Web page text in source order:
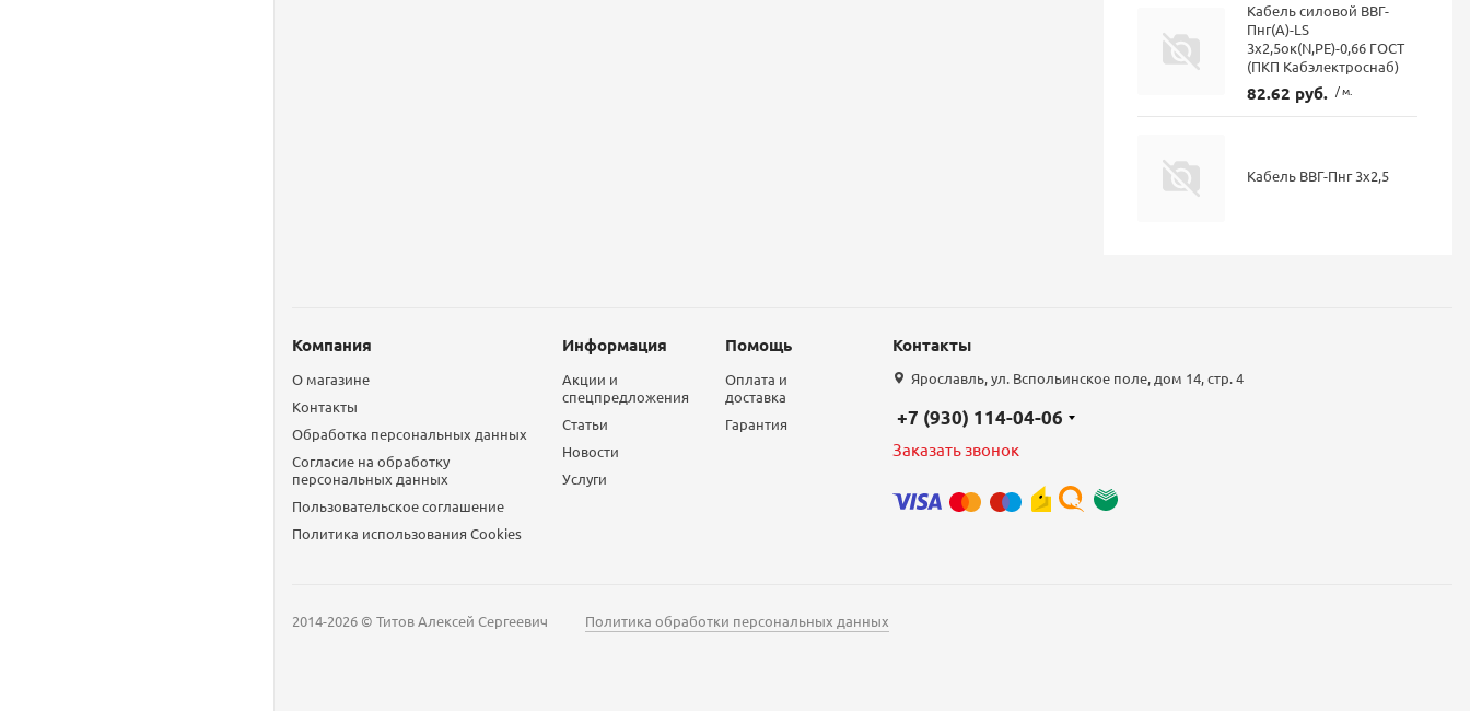
Кабель силовой ВВГ-
Пнг(А)-LS
3х2,5ок(N,PE)-0,66 ГОСТ
(ПКП Кабэлектроснаб)
82.62 руб. / м.
Кабель ВВГ-Пнг 3х2,5
Компания
О магазине
Контакты
Обработка персональных данных
Согласие на обработку
персональных данных
Пользовательское соглашение
Политика использования Сookies
Информация
Акции и
спецпредложения
Статьи
Новости
Услуги
Помощь
Оплата и
доставка
Гарантия
Контакты
Ярославль, ул. Вспольинское поле, дом 14, стр. 4
+7 (930) 114-04-06
Заказать звонок
2014-2026 © Титов Алексей Сергеевич Политика обработки персональных данных